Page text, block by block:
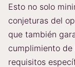
Esto no solo
conjeturas del
que también
cumplimiento de
requisitos